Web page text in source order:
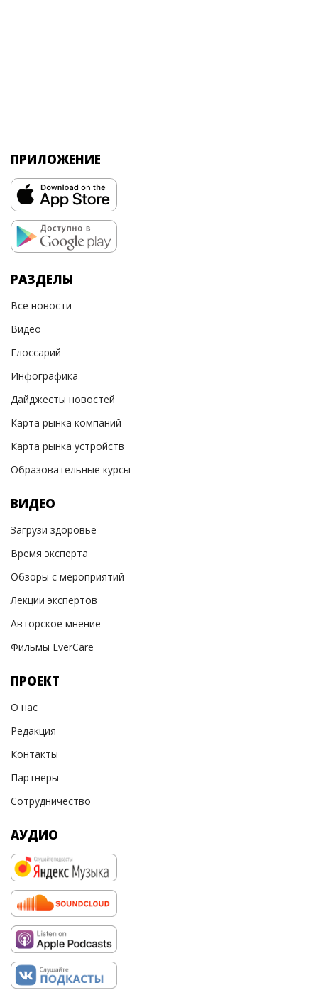
ПРИЛОЖЕНИЕ
РАЗДЕЛЫ
Все новости
Видео
Глоссарий
Инфографика
Дайджесты новостей
Карта рынка компаний
Карта рынка устройств
Образовательные курсы
ВИДЕО
Загрузи здоровье
Время эксперта
Обзоры с мероприятий
Лекции экспертов
Авторское мнение
Фильмы EverCare
ПРОЕКТ
О нас
Редакция
Контакты
Партнеры
Сотрудничество
АУДИО